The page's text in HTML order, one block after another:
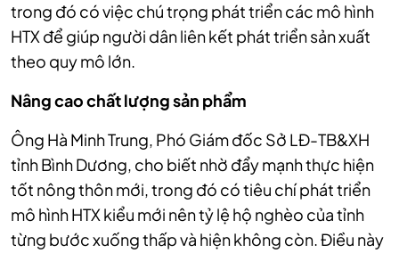
trong đó có việc chú trọng phát triển các mô hình
HTX để giúp người dân liên kết phát triển sản xuất
theo quy mô lớn.
Nâng cao chất lượng sản phẩm
Ông Hà Minh Trung, Phó Giám đốc Sở LĐ-TB&XH
tỉnh Bình Dương, cho biết nhờ đẩy mạnh thực hiện
tốt nông thôn mới, trong đó có tiêu chí phát triển
mô hình HTX kiểu mới nên tỷ lệ hộ nghèo của tỉnh
từng bước xuống thấp và hiện không còn. Điều này